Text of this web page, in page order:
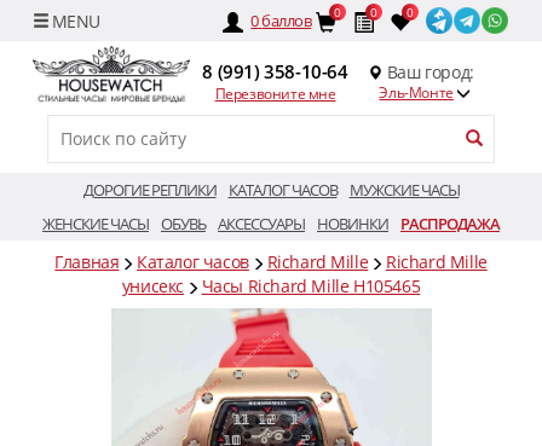
0баллов 0 0 0
8 (991) 358-10-64
Перезвоните мне
Ваш город:
Эль-Монте
ДОРОГИЕ РЕПЛИКИ КАТАЛОГ ЧАСОВ
МУЖСКИЕ ЧАСЫ
ЖЕНСКИЕ ЧАСЫ ОБУВЬ АКСЕССУАРЫ НОВИНКИ РАСПРОДАЖА
Главная Каталог часов Richard Mille
Richard Mille
унисекс
Часы Richard Mille H105465